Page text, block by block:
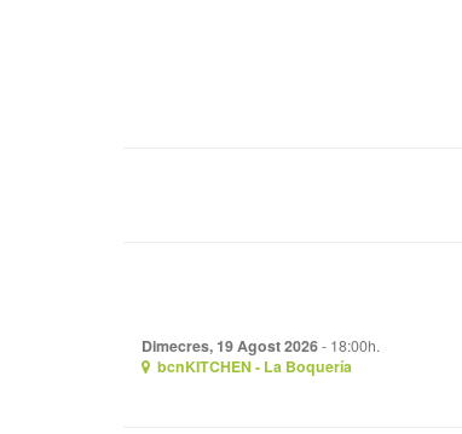
Dimecres, 19 Agost 2026- 18:00h.
bcnKITCHEN - La Boquería